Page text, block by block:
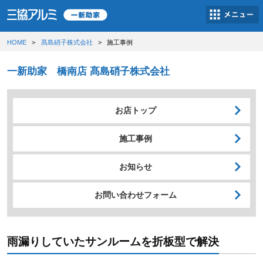
HOME 髙島硝子株式会社 施工事例
一新助家 橋南店 髙島硝子株式会社
お店トップ
施工事例
お知らせ
お問い合わせフォーム
雨漏りしていたサンルームを折板型で解決